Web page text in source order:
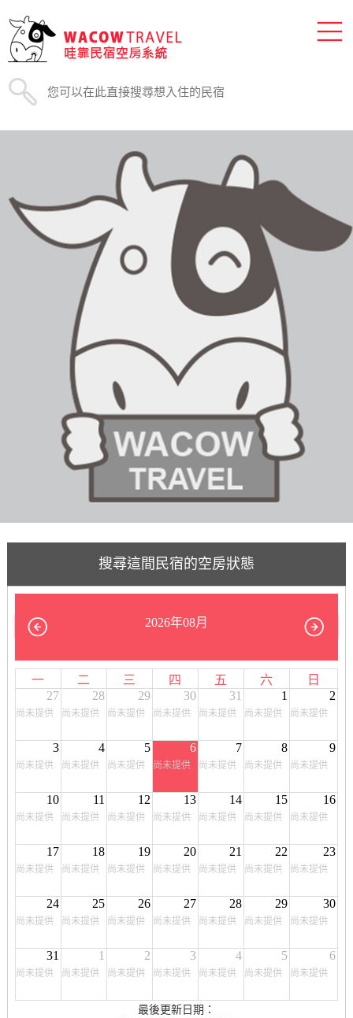
搜尋這間民宿的空房狀態
2026年08月
一 二 三 四 五 六
日
27
尚未提供
28
尚未提供
29
尚未提供
30
尚未提供
31
尚未提供
1
尚未提供
2
尚未提供
3
尚未提供
4
尚未提供
5
尚未提供
6
尚未提供
7
尚未提供
8
尚未提供
9
尚未提供
10
尚未提供
11
尚未提供
12
尚未提供
13
尚未提供
14
尚未提供
15
尚未提供
16
尚未提供
17
尚未提供
18
尚未提供
19
尚未提供
20
尚未提供
21
尚未提供
22
尚未提供
23
尚未提供
24
尚未提供
25
尚未提供
26
尚未提供
27
尚未提供
28
尚未提供
29
尚未提供
30
尚未提供
31
尚未提供
1
尚未提供
2
尚未提供
3
尚未提供
4
尚未提供
5
尚未提供
6
尚未提供
最後更新日期：